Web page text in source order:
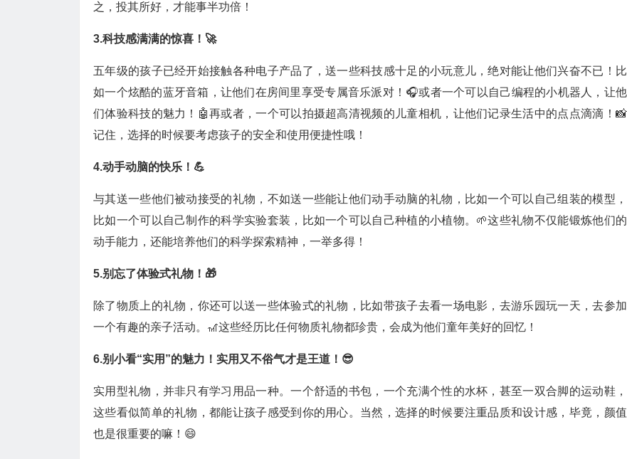
之，投其所好，才能事半功倍！
3.科技感满满的惊喜！🚀
五年级的孩子已经开始接触各种电子产品了，送一些科技感十足的小玩意儿，绝对能让他们兴奋不已！比
如一个炫酷的蓝牙音箱，让他们在房间里享受专属音乐派对！🎧或者一个可以自己编程的小机器人，让他
们体验科技的魅力！🤖再或者，一个可以拍摄超高清视频的儿童相机，让他们记录生活中的点点滴滴！📸
记住，选择的时候要考虑孩子的安全和使用便捷性哦！
4.动手动脑的快乐！💪
与其送一些他们被动接受的礼物，不如送一些能让他们动手动脑的礼物，比如一个可以自己组装的模型，
比如一个可以自己制作的科学实验套装，比如一个可以自己种植的小植物。🌱这些礼物不仅能锻炼他们的
动手能力，还能培养他们的科学探索精神，一举多得！
5.别忘了体验式礼物！🎁
除了物质上的礼物，你还可以送一些体验式的礼物，比如带孩子去看一场电影，去游乐园玩一天，去参加
一个有趣的亲子活动。🎢这些经历比任何物质礼物都珍贵，会成为他们童年美好的回忆！
6.别小看“实用”的魅力！实用又不俗气才是王道！😎
实用型礼物，并非只有学习用品一种。一个舒适的书包，一个充满个性的水杯，甚至一双合脚的运动鞋，
这些看似简单的礼物，都能让孩子感受到你的用心。当然，选择的时候要注重品质和设计感，毕竟，颜值
也是很重要的嘛！😄